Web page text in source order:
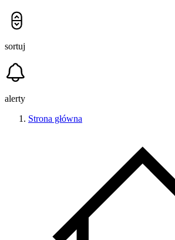
sortuj
alerty
Strona główna